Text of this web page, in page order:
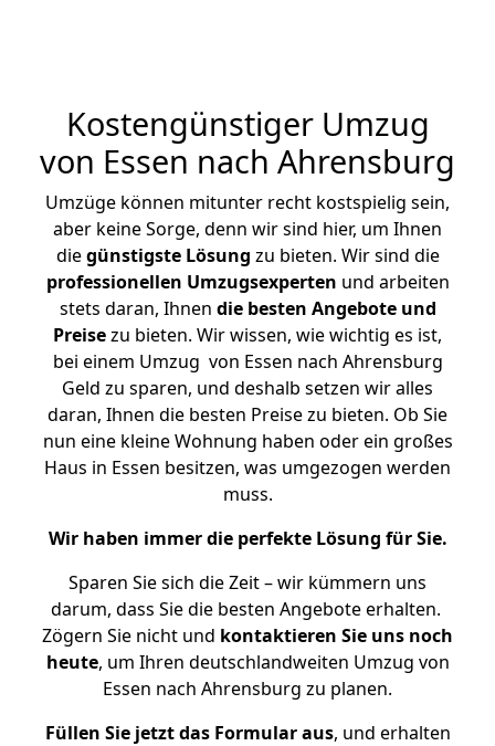
Kostengünstiger Umzug
von Essen nach Ahrensburg
Umzüge können mitunter recht kostspielig sein,
aber keine Sorge, denn wir sind hier, um Ihnen
diegünstigste Lösung zu bieten. Wir sind die
professionellen Umzugsexperten und arbeiten
stets daran, Ihnen die besten Angebote und
Preisezu bieten. Wir wissen, wie wichtig es ist,
bei einem Umzug von Essen nach Ahrensburg
Geld zu sparen, und deshalb setzen wir alles
daran, Ihnen die besten Preise zu bieten. Ob Sie
nun eine kleine Wohnung haben oder ein großes
Haus in Essen besitzen, was umgezogen werden
muss.
Wir haben immer die perfekte Lösung für Sie.
Sparen Sie sich die Zeit – wir kümmern uns
darum, dass Sie die besten Angebote erhalten.
Zögern Sie nicht und kontaktieren Sie uns noch
heute, um Ihren deutschlandweiten Umzug von
Essen nach Ahrensburg zu planen.
Füllen Sie jetzt das Formular aus, und erhalten